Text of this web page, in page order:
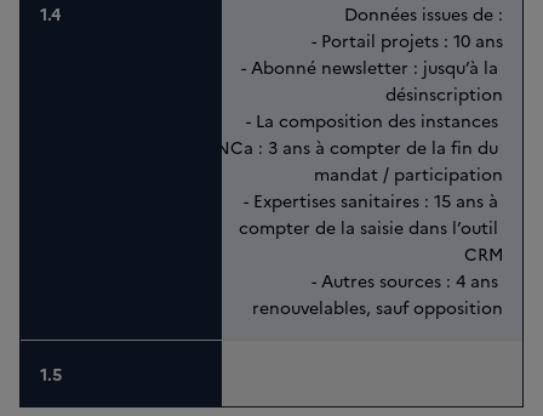
Données issues de :
- Portail projets : 10 ans
- Abonné newsletter : jusqu’à la
désinscription
- La composition des instances
INCa : 3 ans à compter de la fin du
mandat / participation
- Expertises sanitaires : 15 ans à
compter de la saisie dans l’outil
CRM
- Autres sources : 4 ans
renouvelables, sauf opposition